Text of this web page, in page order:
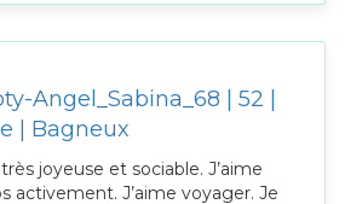
Angel_Sabina_68 | 52 |
| Bagneux
joyeuse et sociable. J’aime
activement. J’aime voyager. Je